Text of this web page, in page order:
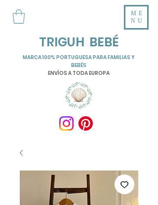
TRIGUH BEBÉ
ME
NU
MARCA 100% PORTUGUESA PARA FAMILIAS Y
BEBÉS
ENVÍOS A TODA EUROPA